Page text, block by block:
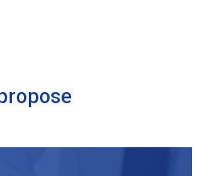
ou tout simplement
?
— notre équipe est